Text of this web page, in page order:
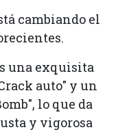
cambiando el
una exquisita
auto" y un
lo que da
y vigorosa